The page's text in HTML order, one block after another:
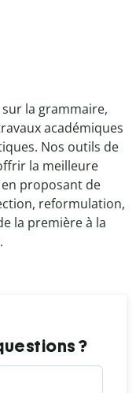
sur la grammaire,
académiques
Nos outils de
la meilleure
proposant de
reformulation,
la première à la
?